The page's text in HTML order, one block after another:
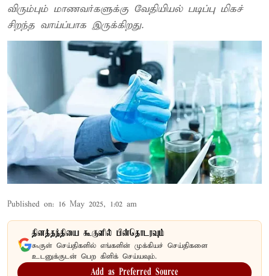
விரும்பும் மாணவர்களுக்கு வேதியியல் படிப்பு மிகச்
சிறந்த வாய்ப்பாக இருக்கிறது.
Published on: 16 May 2025, 1:02 am
தினத்தந்தியை கூகுளில் பின்தொடரவும்
கூகுள் செய்திகளில் எங்களின் முக்கியச் செய்திகளை
உடனுக்குடன் பெற கிளிக் செய்யவும்.
Add as Preferred Source